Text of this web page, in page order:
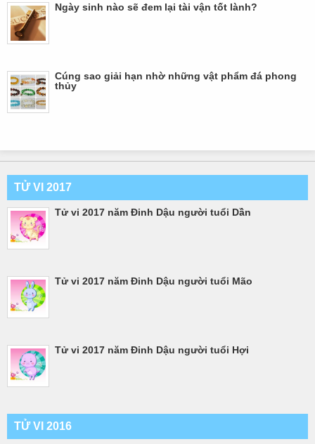
Ngày sinh nào sẽ đem lại tài vận tốt lành?
Cúng sao giải hạn nhờ những vật phẩm đá phong
thủy
TỬ VI 2017
Tử vi 2017 năm Đinh Dậu người tuổi Dần
Tử vi 2017 năm Đinh Dậu người tuổi Mão
Tử vi 2017 năm Đinh Dậu người tuổi Hợi
TỬ VI 2016